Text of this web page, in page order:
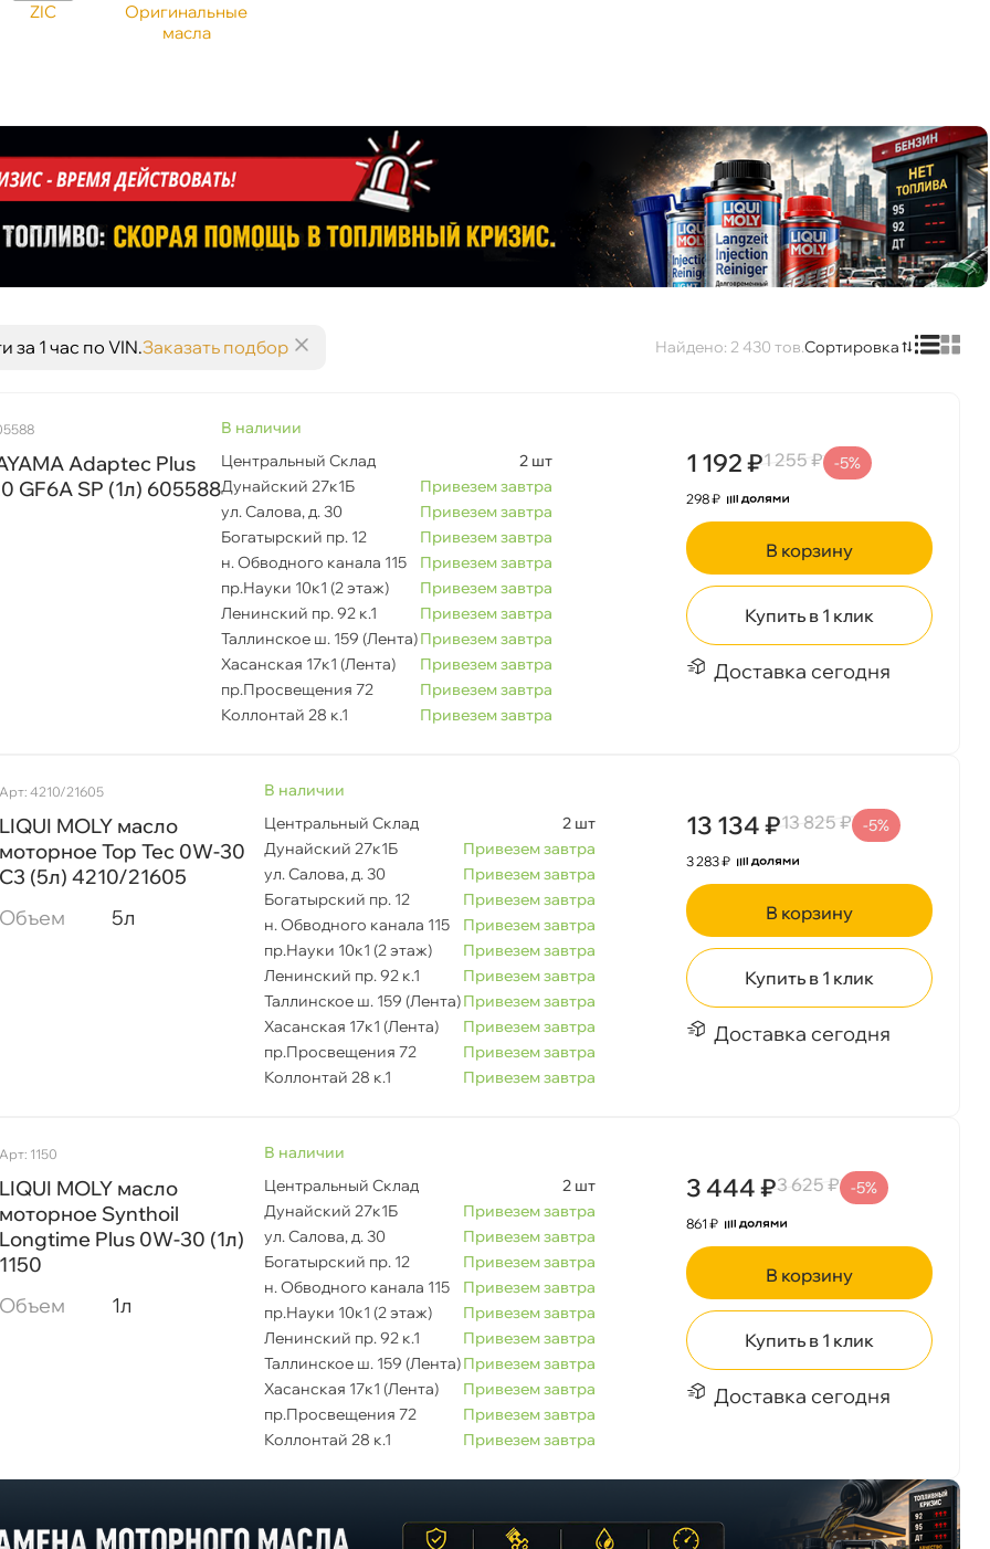
в магазинах
двигателя
ZIC
Оригинальные
масла
за 1 час по VIN.Заказать подбор 2 430 Сортировка
Adaptec Plus
GF6A SP (1л) 605588
наличии
Центральный Склад
2 шт
Дунайский 27к1Б
Привезем завтра
ул. Салова, д. 30
Привезем завтра
Богатырский пр. 12
Привезем завтра
н. Обводного канала 115
Привезем завтра
пр.Науки 10к1 (2 этаж)
Привезем завтра
Ленинский пр. 92 к.1
Привезем завтра
Таллинское ш. 159 (Лента)Привезем завтра
Хасанская 17к1 (Лента)
Привезем завтра
пр.Просвещения 72
Привезем завтра
Коллонтай 28 к.1
Привезем завтра
1 192 ₽1 255 ₽ -5%
298 ₽
корзину
Купить в 1 клик
Доставка сегодня
Арт: 4210/21605
LIQUI MOLY масло
моторное Top Tec 0W-30
C3 (5л) 4210/21605
Объем
5л
наличии
Центральный Склад
2 шт
Дунайский 27к1Б
Привезем завтра
ул. Салова, д. 30
Привезем завтра
Богатырский пр. 12
Привезем завтра
н. Обводного канала 115
Привезем завтра
пр.Науки 10к1 (2 этаж)
Привезем завтра
Ленинский пр. 92 к.1
Привезем завтра
Таллинское ш. 159 (Лента)Привезем завтра
Хасанская 17к1 (Лента)
Привезем завтра
пр.Просвещения 72
Привезем завтра
Коллонтай 28 к.1
Привезем завтра
13 134 ₽13 825 ₽ -5%
3 283 ₽
корзину
Купить в 1 клик
Доставка сегодня
Арт: 1150
LIQUI MOLY масло
моторное Synthoil
Longtime Plus 0W-30 (1л)
1150
Объем
1л
наличии
Центральный Склад
2 шт
Дунайский 27к1Б
Привезем завтра
ул. Салова, д. 30
Привезем завтра
Богатырский пр. 12
Привезем завтра
н. Обводного канала 115
Привезем завтра
пр.Науки 10к1 (2 этаж)
Привезем завтра
Ленинский пр. 92 к.1
Привезем завтра
Таллинское ш. 159 (Лента)Привезем завтра
Хасанская 17к1 (Лента)
Привезем завтра
пр.Просвещения 72
Привезем завтра
Коллонтай 28 к.1
Привезем завтра
3 444 ₽3 625 ₽ -5%
861 ₽
корзину
Купить в 1 клик
Доставка сегодня
07.08 (при заказе от 2000₽) Срочная за 2 ч – 399 ₽